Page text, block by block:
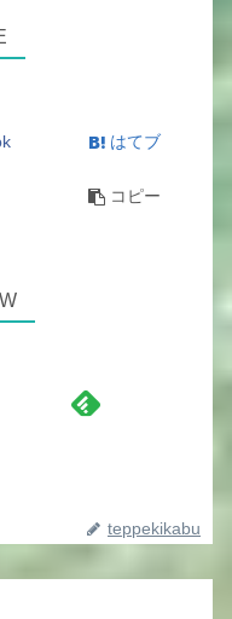
はてブ
コピー
teppekikabu